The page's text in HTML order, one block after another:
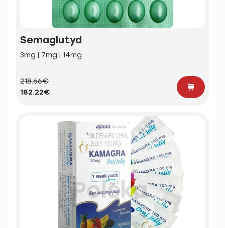
Semaglutyd
3mg | 7mg | 14mg
218.66€
182.22€